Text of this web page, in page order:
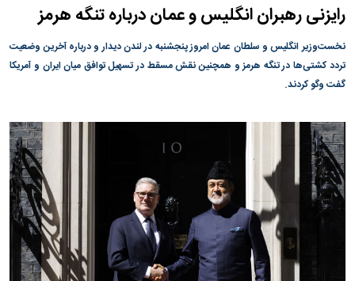
رایزنی رهبران انگلیس و عمان درباره تنگه هرمز
نخست‌وزیر انگلیس و سلطان عمان امروز پنجشنبه در لندن دیدار و درباره آخرین وضعیت
تردد کشتی‌ها در تنگه هرمز و همچنین نقش مسقط در تسهیل توافق میان ایران و آمریکا
گفت‌ وگو کردند.